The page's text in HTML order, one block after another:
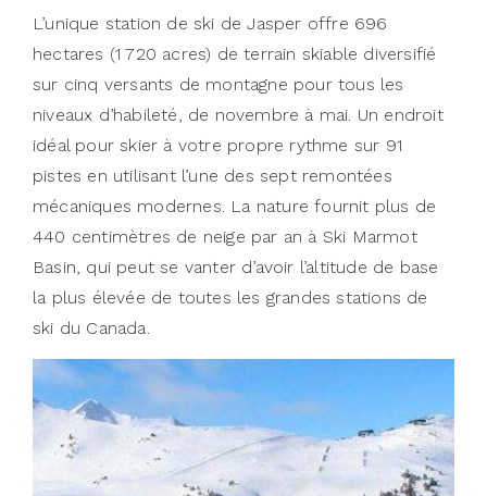
L’unique station de ski de Jasper offre 696
hectares (1 720 acres) de terrain skiable diversifié
sur cinq versants de montagne pour tous les
niveaux d’habileté, de novembre à mai. Un endroit
idéal pour skier à votre propre rythme sur 91
pistes en utilisant l’une des sept remontées
mécaniques modernes. La nature fournit plus de
440 centimètres de neige par an à Ski Marmot
Basin, qui peut se vanter d’avoir l’altitude de base
la plus élevée de toutes les grandes stations de
ski du Canada.